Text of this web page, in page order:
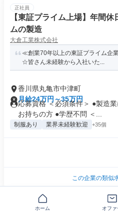
正社員
【東証プライム上場】年間
ムの製造
大倉工業株式会社
≪創業70年以上の東証プライム企
☆皆さん未経験から入社いた...
香川県丸亀市中津町
月給24万円～35万円
応募資格 ＜必須条件＞ ●製造
お持ちの方 ●学歴不問 ＜...
制服あり 業界未経験歓迎 +35個
この企業の類似
人事・企画/介護施設運営
ホーム オファ